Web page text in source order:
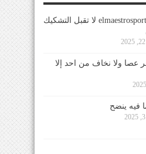
مصداقية elmaestrosport لا تقبل التشكيك
عصا ولا نخاف من احد إلا
فيه ينضح